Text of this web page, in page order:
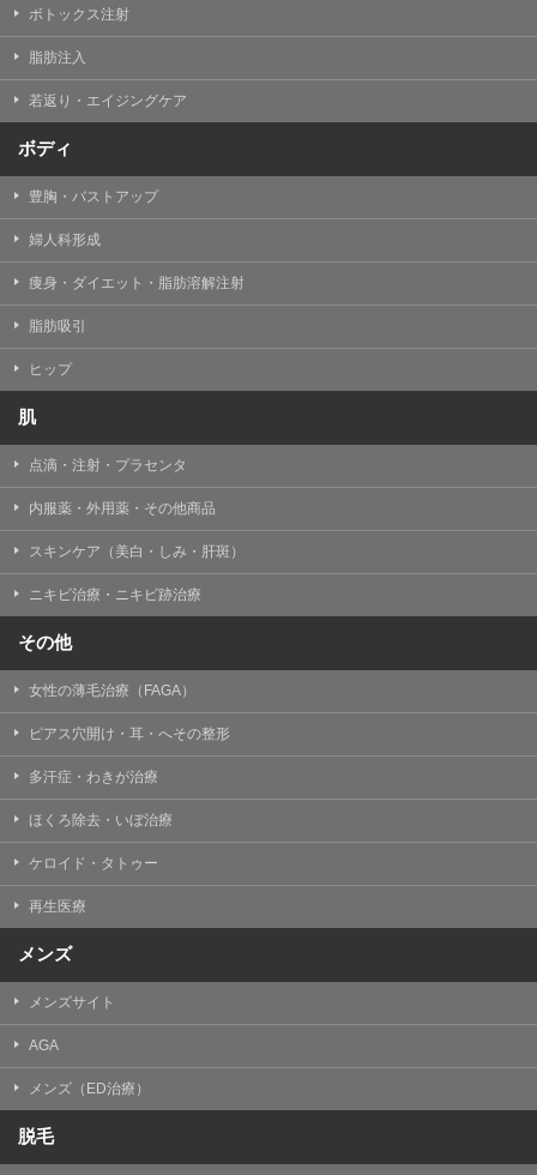
Cookieは、一般的にインターネット閲覧を行う際、又は
の閲覧情報を記憶させておく機能です。
TCBグループでは、Cookie及び類似技術を使用して収集
を分析し、パフォーマンス改善や、WEBサイトを通じて
提供するサービスの向上・改善のため、Cookieを使用す
ることがあります。ご使用のブラウザによりCookieを無
ジが正しく表示されなくなる場合がありますのでご留意
ください。
TCBグループが運営するWEBサイトでは、アクセスログ
として患者様の履歴情報をサーバ上に記録しています。
アクセスログはWEBサイトの保守管理や利用状況に関す
る統計分析のために使用されます。それ以外の目的で使
用されることはありません。
事業上の必要性等に応じて、改定される場合がありま
す。
掲載したときをもって効力を生じるものとします。
ボトックス注射
脂肪注入
若返り・エイジングケア
ボディ
豊胸・バストアップ
婦人科形成
痩身・ダイエット・脂肪溶解注射
脂肪吸引
ヒップ
肌
点滴・注射・プラセンタ
内服薬・外用薬・その他商品
スキンケア（美白・しみ・肝斑）
ニキビ治療・ニキビ跡治療
その他
女性の薄毛治療（FAGA）
ピアス穴開け・耳・へその整形
多汗症・わきが治療
ほくろ除去・いぼ治療
ケロイド・タトゥー
再生医療
メンズ
メンズサイト
AGA
メンズ（ED治療）
脱毛